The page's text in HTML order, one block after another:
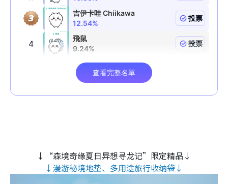
↓“森境奇缘夏日异想寻龙记”限定精品↓
↓漫游秘境地垫、多用途旅行收纳袋↓